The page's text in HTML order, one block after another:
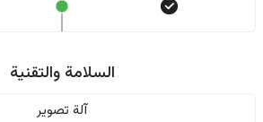
السلامة والتقنية
آلة تصوير